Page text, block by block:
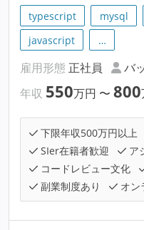
typescript mysql
javascript
…
雇用形態 正社員 バ
年収 550万円 〜 800
下限年収500万円以上
SIer在籍者歓迎
ア
コードレビュー文化
副業制度あり
オン